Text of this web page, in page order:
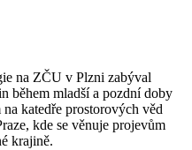
na ZČU v Plzni zabýval
během mladší a pozdní doby
katedře prostorových věd
kde se věnuje projevům
krajině.